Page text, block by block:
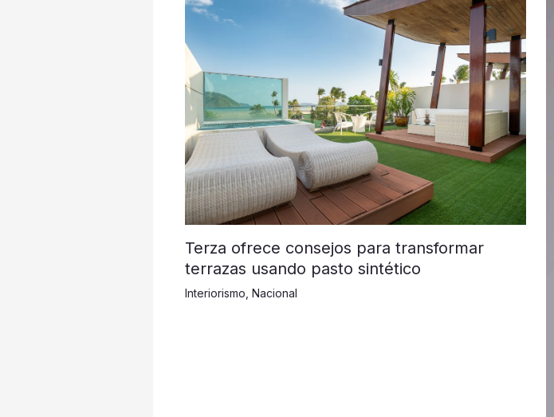
Terza ofrece consejos para transformar
terrazas usando pasto sintético
Interiorismo, Nacional